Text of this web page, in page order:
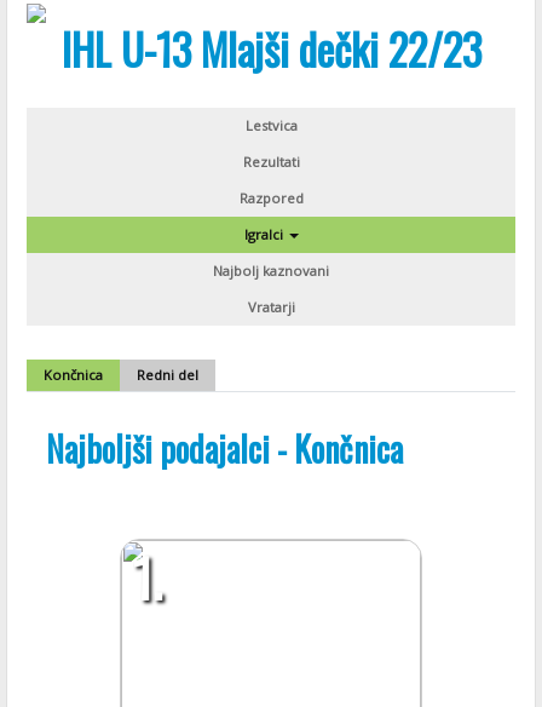
IHL U-13 Mlajši dečki 22/23
Lestvica
Rezultati
Razpored
Igralci
Najbolj kaznovani
Vratarji
Končnica Redni del
Najboljši podajalci - Končnica
1.